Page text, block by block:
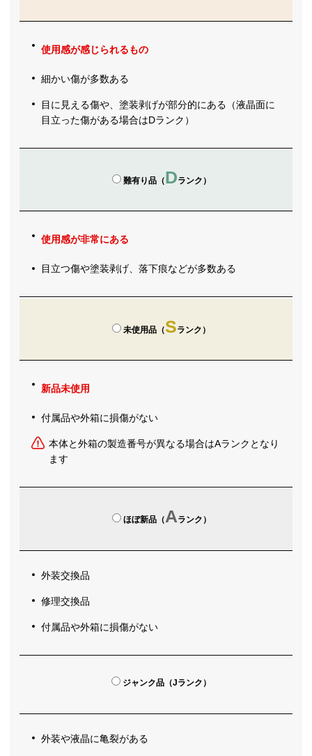
使用感が感じられるもの
細かい傷が多数ある
目に見える傷や、塗装剥げが部分的にある（液晶面に
目立った傷がある場合はDランク）
難有り品（Dランク）
使用感が非常にある
目立つ傷や塗装剥げ、落下痕などが多数ある
未使用品（Sランク）
新品未使用
付属品や外箱に損傷がない
本体と外箱の製造番号が異なる場合はAランクとなり
ます
ほぼ新品（Aランク）
外装交換品
修理交換品
付属品や外箱に損傷がない
ジャンク品（Jランク）
外装や液晶に亀裂がある